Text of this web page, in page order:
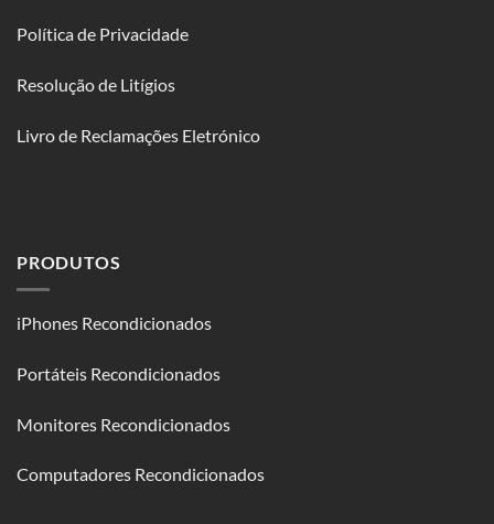
Política de Privacidade
Resolução de Litígios
Livro de Reclamações Eletrónico
PRODUTOS
iPhones Recondicionados
Portáteis Recondicionados
Monitores Recondicionados
Computadores Recondicionados